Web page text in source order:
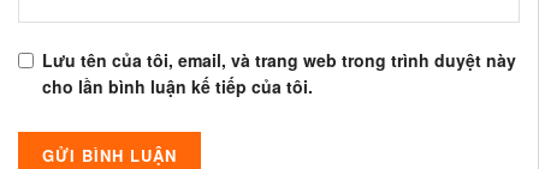
Lưu tên của tôi, email, và trang web trong trình duyệt này
cho lần bình luận kế tiếp của tôi.